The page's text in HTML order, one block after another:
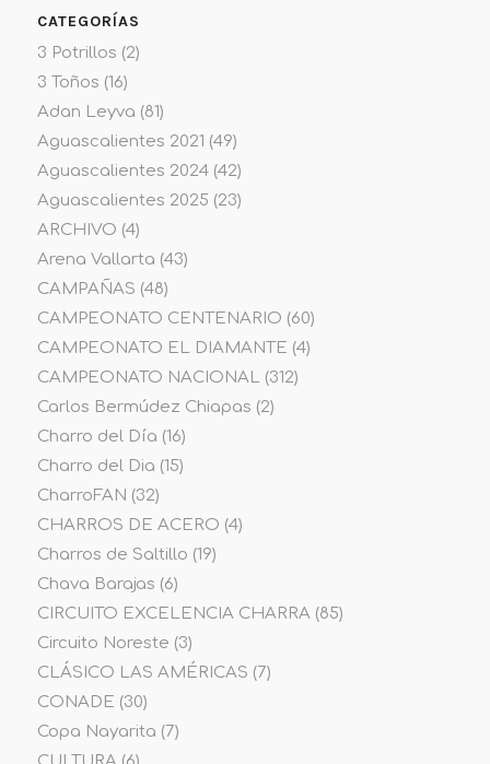
CATEGORÍAS
3 Potrillos (2)
3 Toños (16)
Adan Leyva (81)
Aguascalientes 2021 (49)
Aguascalientes 2024(42)
Aguascalientes 2025 (23)
ARCHIVO (4)
Arena Vallarta (43)
CAMPAÑAS (48)
CAMPEONATO CENTENARIO (60)
CAMPEONATO EL DIAMANTE (4)
CAMPEONATO NACIONAL(312)
Carlos Bermúdez Chiapas (2)
Charro del Día (16)
Charro del Dia (15)
CharroFAN (32)
CHARROS DE ACERO (4)
Charros de Saltillo (19)
Chava Barajas (6)
CIRCUITO EXCELENCIA CHARRA(85)
Circuito Noreste (3)
CLÁSICO LAS AMÉRICAS (7)
CONADE (30)
Copa Nayarita (7)